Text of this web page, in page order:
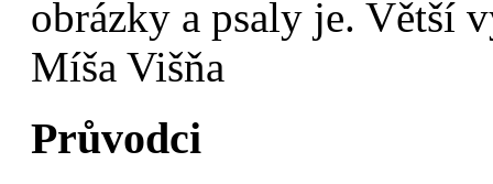
obrázky a psaly je. Větší
Míša Višňa
Průvodci